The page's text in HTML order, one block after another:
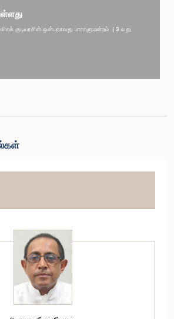
குடியரசின் ஒன்பதாவது பாராளுமன்றம் | 3 வது